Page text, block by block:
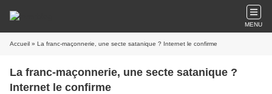
MENU
Accueil » La franc-maçonnerie, une secte satanique ? Internet le confirme
La franc-maçonnerie, une secte satanique ?
Internet le confirme